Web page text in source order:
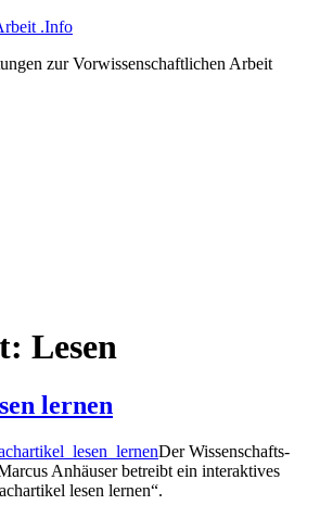
.Info
zur Vorwissenschaftlichen Arbeit
Lesen
lernen
Der Wissenschafts-
Anhäuser betreibt ein interaktives
lesen lernen“.